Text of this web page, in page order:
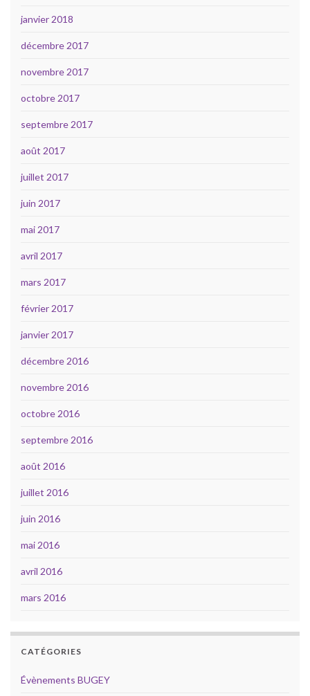
janvier 2018
décembre 2017
novembre 2017
octobre 2017
septembre 2017
août 2017
juillet 2017
juin 2017
mai 2017
avril 2017
mars 2017
février 2017
janvier 2017
décembre 2016
novembre 2016
octobre 2016
septembre 2016
août 2016
juillet 2016
juin 2016
mai 2016
avril 2016
mars 2016
CATÉGORIES
Évènements BUGEY